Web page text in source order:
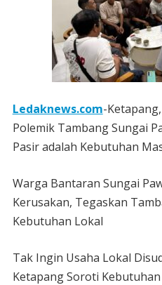
Ledaknews.com-
Polemik Tambang Sungai
Pasir adalah Kebutuhan
Warga Bantaran Sungai
Kerusakan, Tegaskan
Kebutuhan Lokal
Tak Ingin Usaha Lokal
Ketapang Soroti